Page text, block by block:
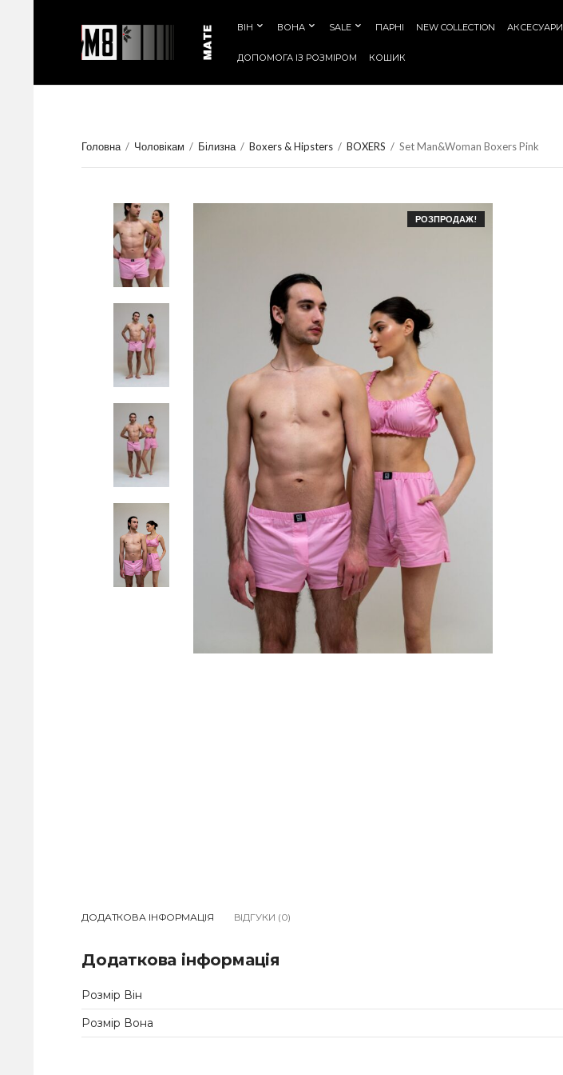
ВІН ВОНА SALE ПАРНІ NEW COLLECTION АКСЕСУАРИ
ДОПОМОГА IЗ РОЗМIРОМ КОШИК
Головна / Чоловікам / Білизна / Boxers & Hipsters / BOXERS / Set Man&Woman Boxers Pink
РОЗПРОДАЖ!
ДОДАТКОВА ІНФОРМАЦІЯ ВІДГУКИ (0)
Додаткова інформація
Розмір Він
Розмір Вона